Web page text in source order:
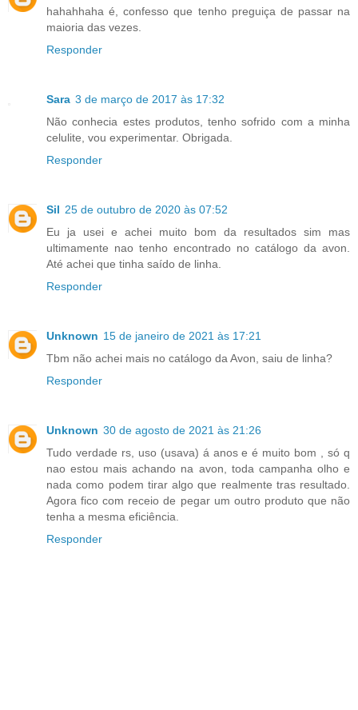
hahahhaha é, confesso que tenho preguiça de passar na
maioria das vezes.
Responder
Sara 3 de março de 2017 às 17:32
Não conhecia estes produtos, tenho sofrido com a minha
celulite, vou experimentar. Obrigada.
Responder
Sil 25 de outubro de 2020 às 07:52
Eu ja usei e achei muito bom da resultados sim mas
ultimamente nao tenho encontrado no catálogo da avon.
Até achei que tinha saído de linha.
Responder
Unknown 15 de janeiro de 2021 às 17:21
Tbm não achei mais no catálogo da Avon, saiu de linha?
Responder
Unknown 30 de agosto de 2021 às 21:26
Tudo verdade rs, uso (usava) á anos e é muito bom , só q
nao estou mais achando na avon, toda campanha olho e
nada como podem tirar algo que realmente tras resultado.
Agora fico com receio de pegar um outro produto que não
tenha a mesma eficiência.
Responder